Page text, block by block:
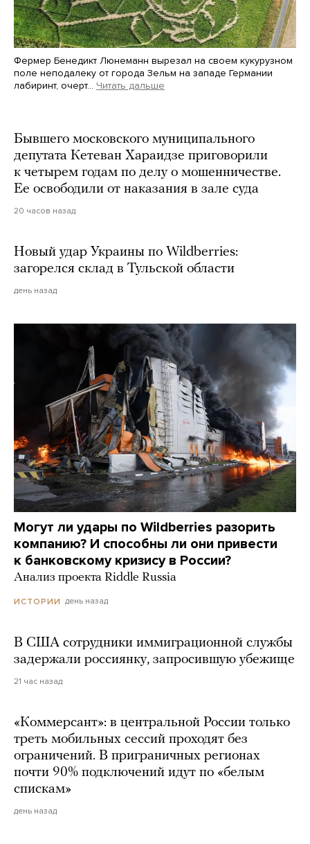
Фермер Бенедикт Люнеманн вырезал на своем кукурузном
поле неподалеку от города Зельм на западе Германии
лабиринт, очерт… Читать дальше
Бывшего московского муниципального
депутата Кетеван Хараидзе приговорили
к четырем годам по делу о мошенничестве.
Ее освободили от наказания в зале суда
20 часов назад
Новый удар Украины по Wildberries:
загорелся склад в Тульской области
день назад
Могут ли удары по Wildberries разорить
компанию? И способны ли они привести
к банковскому кризису в России?
Анализ проекта Riddle Russia
ИСТОРИИ день назад
В США сотрудники иммиграционной службы
задержали россиянку, запросившую убежище
21 час назад
«Коммерсант»: в центральной России только
треть мобильных сессий проходят без
ограничений. В приграничных регионах
почти 90% подключений идут по «белым
спискам»
день назад